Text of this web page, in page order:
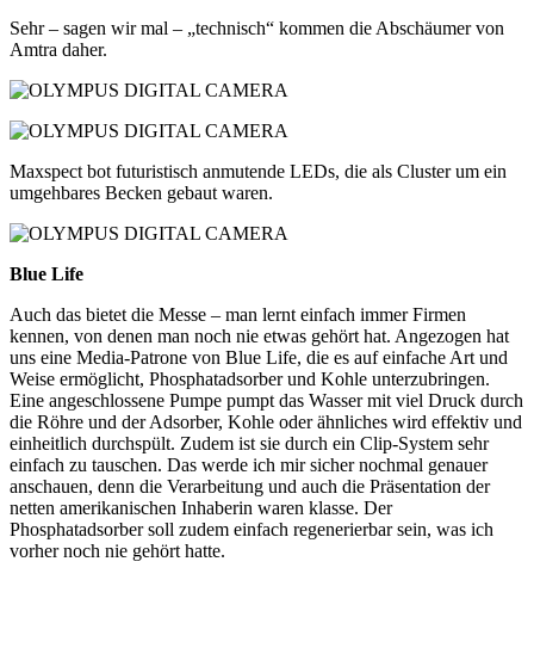
Sehr – sagen wir mal – „technisch“ kommen die Abschäumer von
Amtra daher.
Maxspect bot futuristisch anmutende LEDs, die als Cluster um ein
umgehbares Becken gebaut waren.
Blue Life
Auch das bietet die Messe – man lernt einfach immer Firmen
kennen, von denen man noch nie etwas gehört hat. Angezogen hat
uns eine Media-Patrone von Blue Life, die es auf einfache Art und
Weise ermöglicht, Phosphatadsorber und Kohle unterzubringen.
Eine angeschlossene Pumpe pumpt das Wasser mit viel Druck durch
die Röhre und der Adsorber, Kohle oder ähnliches wird effektiv und
einheitlich durchspült. Zudem ist sie durch ein Clip-System sehr
einfach zu tauschen. Das werde ich mir sicher nochmal genauer
anschauen, denn die Verarbeitung und auch die Präsentation der
netten amerikanischen Inhaberin waren klasse. Der
Phosphatadsorber soll zudem einfach regenerierbar sein, was ich
vorher noch nie gehört hatte.